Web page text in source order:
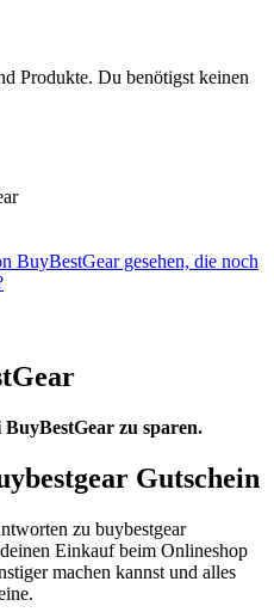
Produkte. Du benötigst keinen
BuyBestGear gesehen, die noch
zu sparen.
Gutschein
zu buybestgear
Einkauf beim Onlineshop
machen kannst und alles